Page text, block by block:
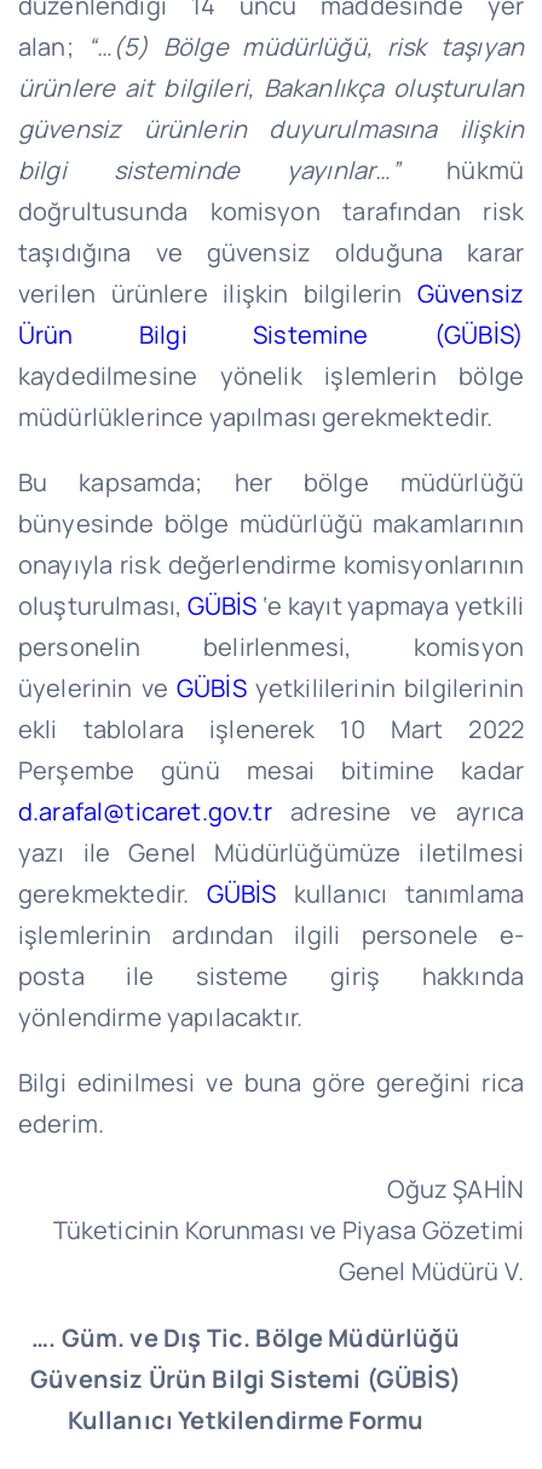
alan; “…(5) Bölge müdürlüğü, risk taşıyan
ürünlere ait bilgileri, Bakanlıkça oluşturulan
güvensiz ürünlerin duyurulmasına ilişkin
bilgi sisteminde yayınlar…” hükmü
doğrultusunda komisyon tarafından risk
taşıdığına ve güvensiz olduğuna karar
verilen ürünlere ilişkin bilgilerin Güvensiz
Ürün Bilgi Sistemine (GÜBİS)
kaydedilmesine yönelik işlemlerin bölge
müdürlüklerince yapılması gerekmektedir.
Bu kapsamda; her bölge müdürlüğü
bünyesinde bölge müdürlüğü makamlarının
onayıyla risk değerlendirme komisyonlarının
oluşturulması, GÜBİS ‘e kayıt yapmaya yetkili
personelin belirlenmesi, komisyon
üyelerinin ve GÜBİS yetkililerinin bilgilerinin
ekli tablolara işlenerek 10 Mart 2022
Perşembe günü mesai bitimine kadar
d.arafal@ticaret.gov.tradresine ve ayrıca
yazı ile Genel Müdürlüğümüze iletilmesi
gerekmektedir. GÜBİS kullanıcı tanımlama
işlemlerinin ardından ilgili personele e-
posta ile sisteme giriş hakkında
yönlendirme yapılacaktır.
Bilgi edinilmesi ve buna göre gereğini rica
ederim.
Oğuz ŞAHİN
Tüketicinin Korunması ve Piyasa Gözetimi
Genel Müdürü V.
…. Güm. ve Dış Tic. Bölge Müdürlüğü
Güvensiz Ürün Bilgi Sistemi (GÜBİS)
Kullanıcı Yetkilendirme Formu